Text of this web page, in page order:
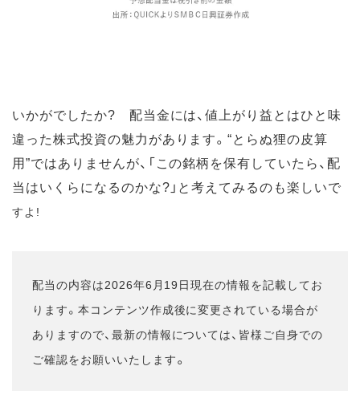
いかがでしたか? 配当金には、値上がり益とはひと味
違った株式投資の魅力があります。“とらぬ狸の皮算
用”ではありませんが、「この銘柄を保有していたら、配
当はいくらになるのかな?」と考えてみるのも楽しいで
すよ!
配当の内容は2026年6月19日現在の情報を記載してお
ります。本コンテンツ作成後に変更されている場合が
ありますので、最新の情報については、皆様ご自身での
ご確認をお願いいたします。